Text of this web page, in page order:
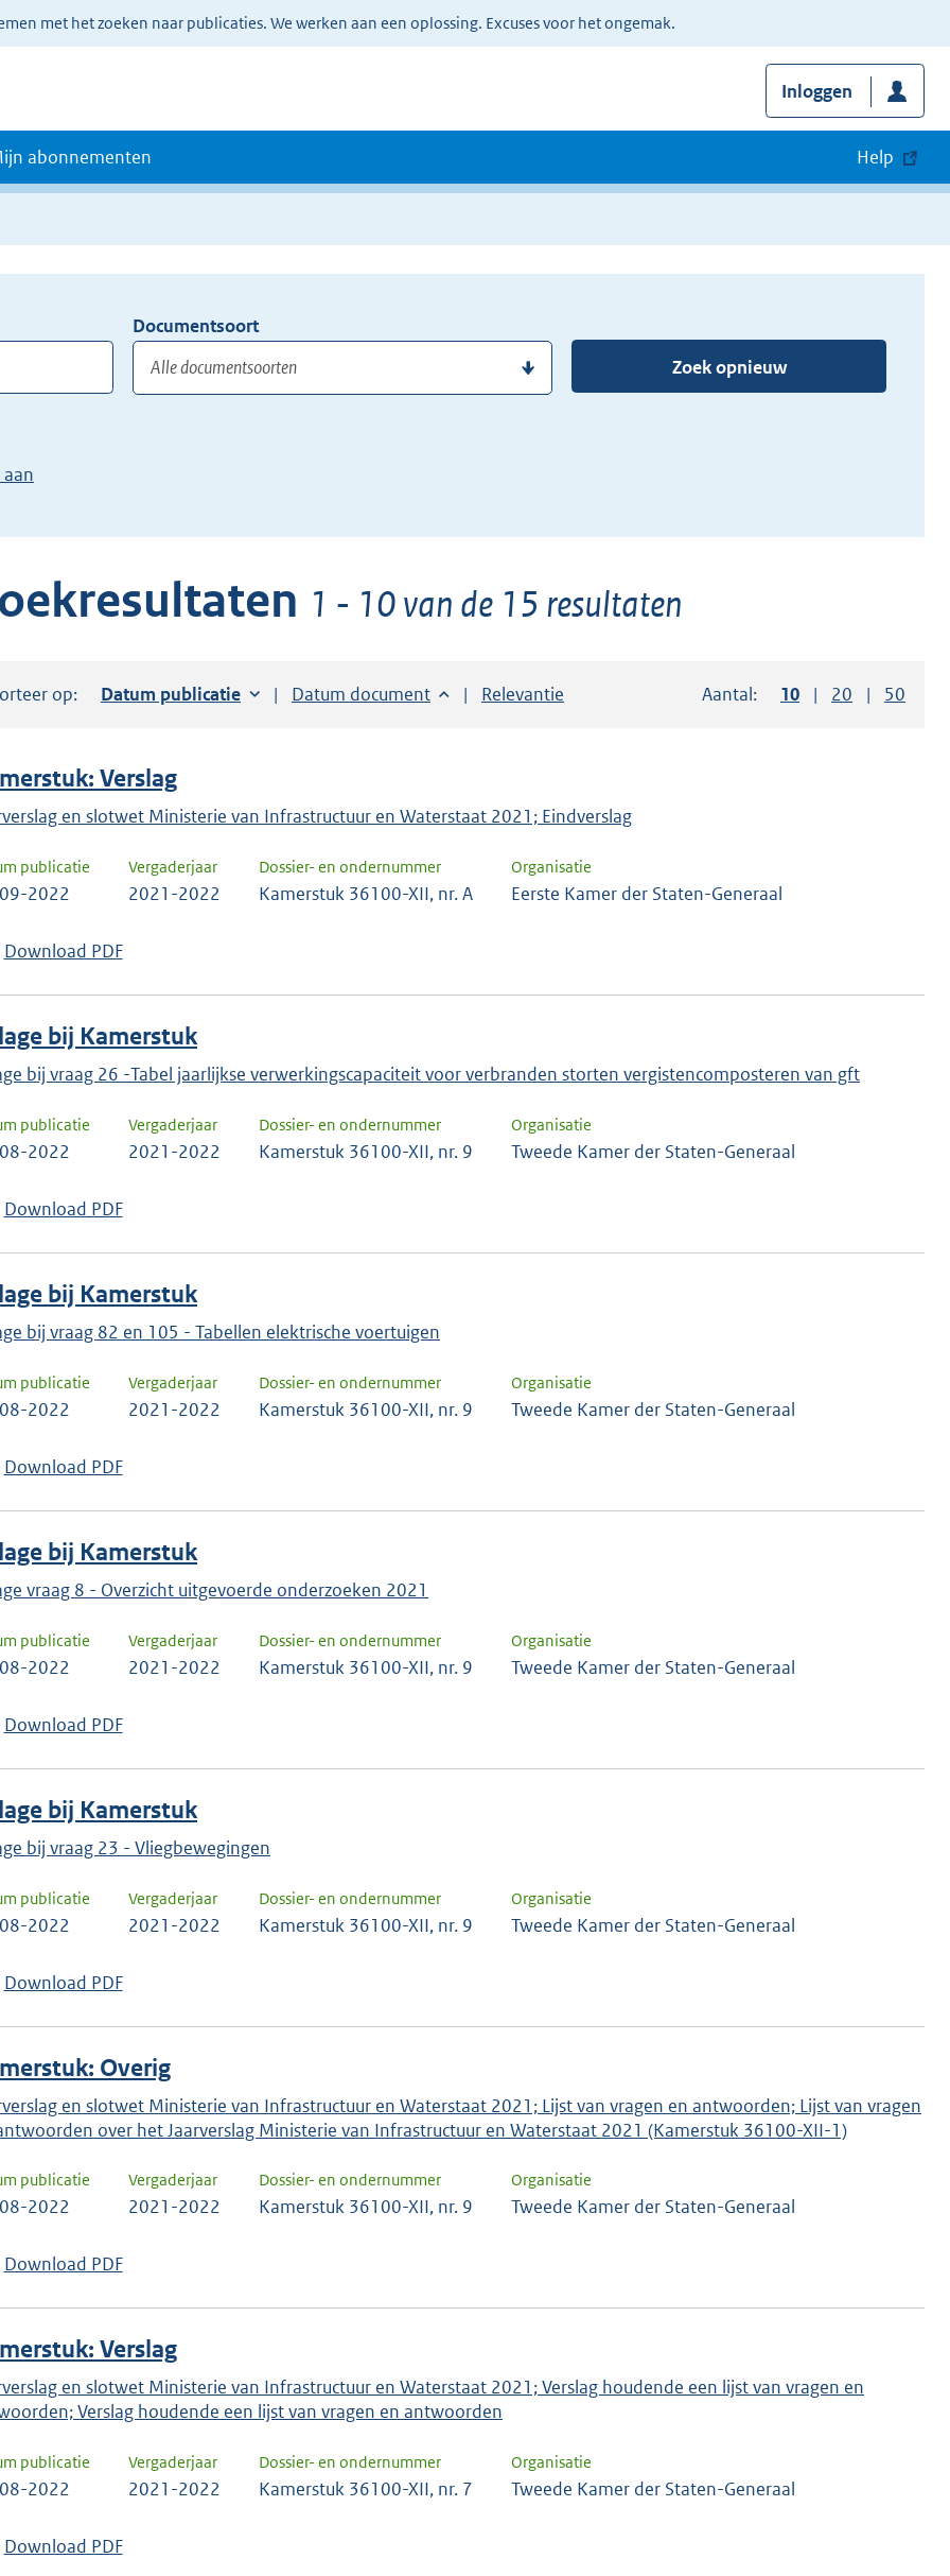
met het zoeken naar publicaties. We werken aan een oplossing. Excuses voor het ongemak.
Inloggen
abonnementen Help
Documentsoort
Gebruik
om
krijgen
suggesties.
Druk
ENTER
om
Zoek opnieuw
1 - 10 van de 15 resultaten
op: Sorteer op:
Datum publicatie Sorteer op:
Datum document Sorteer op:
Relevantie Aantal: Toon
10 resultaten per
Toon
20 resultaten
Toon
50
Verslag
en slotwet Ministerie van Infrastructuur en Waterstaat 2021; Eindverslag
publicatie
2022
Vergaderjaar
2021-2022
Dossier- en ondernummer
Kamerstuk 36100-XII, nr. A
Organisatie
Eerste Kamer der Staten-Generaal
Download PDF
bij Kamerstuk
bij vraag 26 -Tabel jaarlijkse verwerkingscapaciteit voor verbranden storten vergistencomposteren van gft
publicatie
2022
Vergaderjaar
2021-2022
Dossier- en ondernummer
Kamerstuk 36100-XII, nr. 9
Organisatie
Tweede Kamer der Staten-Generaal
Download PDF
bij Kamerstuk
bij vraag 82 en 105 - Tabellen elektrische voertuigen
publicatie
2022
Vergaderjaar
2021-2022
Dossier- en ondernummer
Kamerstuk 36100-XII, nr. 9
Organisatie
Tweede Kamer der Staten-Generaal
Download PDF
bij Kamerstuk
vraag 8 - Overzicht uitgevoerde onderzoeken 2021
publicatie
2022
Vergaderjaar
2021-2022
Dossier- en ondernummer
Kamerstuk 36100-XII, nr. 9
Organisatie
Tweede Kamer der Staten-Generaal
Download PDF
bij Kamerstuk
bij vraag 23 - Vliegbewegingen
publicatie
2022
Vergaderjaar
2021-2022
Dossier- en ondernummer
Kamerstuk 36100-XII, nr. 9
Organisatie
Tweede Kamer der Staten-Generaal
Download PDF
Overig
en slotwet Ministerie van Infrastructuur en Waterstaat 2021; Lijst van vragen en antwoorden; Lijst van vragen
over het Jaarverslag Ministerie van Infrastructuur en Waterstaat 2021 (Kamerstuk 36100-XII-1)
publicatie
2022
Vergaderjaar
2021-2022
Dossier- en ondernummer
Kamerstuk 36100-XII, nr. 9
Organisatie
Tweede Kamer der Staten-Generaal
Download PDF
Verslag
en slotwet Ministerie van Infrastructuur en Waterstaat 2021; Verslag houdende een lijst van vragen en
Verslag houdende een lijst van vragen en antwoorden
publicatie
2022
Vergaderjaar
2021-2022
Dossier- en ondernummer
Kamerstuk 36100-XII, nr. 7
Organisatie
Tweede Kamer der Staten-Generaal
Download PDF